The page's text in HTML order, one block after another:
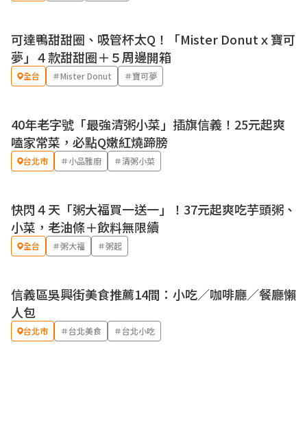
優惠
可達鴨甜甜圈、吸管杯太Q！「Mister Donutｘ寶可
夢」４款甜甜圈＋５周邊開箱
全台 ＃Mister Donut ＃寶可夢
40年老字號「最強清粥小菜」插旗信義！25元起爽
嗑家常菜，必點Q嫩紅燒蹄膀
台北市 ＃小品雅廚 ＃清粥小菜
優惠
快閃４天「粥大福買一送一」！37元起爽吃芋頭粥、
小菜，老油條＋飲料無限續
全台 ＃粥大福 ＃粥起
信義區吳興街美食推薦14間：小吃／咖啡廳／餐廳懶
人包
台北市 ＃台北美食 ＃台北小吃